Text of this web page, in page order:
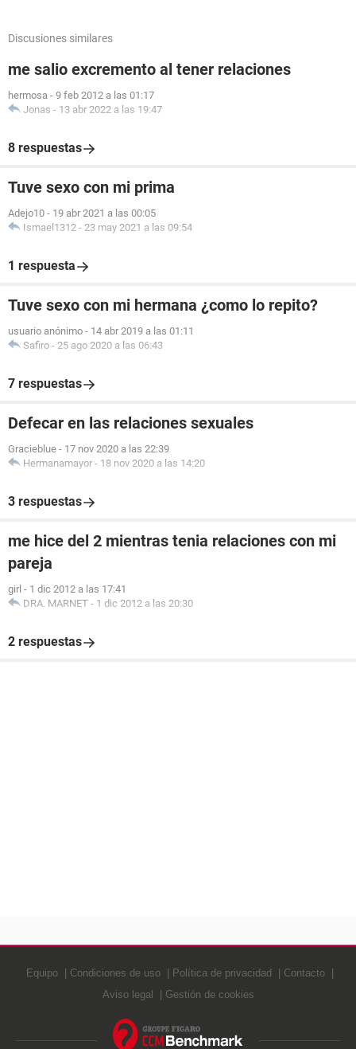
Discusiones similares
me salio excremento al tener relaciones
hermosa - 9 feb 2012 a las 01:17
Jonas - 13 abr 2022 a las 19:47
8 respuestas
Tuve sexo con mi prima
Adejo10 - 19 abr 2021 a las 00:05
Ismael1312 - 23 may 2021 a las 09:54
1 respuesta
Tuve sexo con mi hermana ¿como lo repito?
usuario anónimo - 14 abr 2019 a las 01:11
Safiro - 25 ago 2020 a las 06:43
7 respuestas
Defecar en las relaciones sexuales
Gracieblue - 17 nov 2020 a las 22:39
Hermanamayor - 18 nov 2020 a las 14:20
3 respuestas
me hice del 2 mientras tenia relaciones con mi
pareja
girl - 1 dic 2012 a las 17:41
DRA. MARNET - 1 dic 2012 a las 20:30
2 respuestas
Equipo Condiciones de uso Política de privacidad
Contacto
Aviso legal
Gestión de cookies